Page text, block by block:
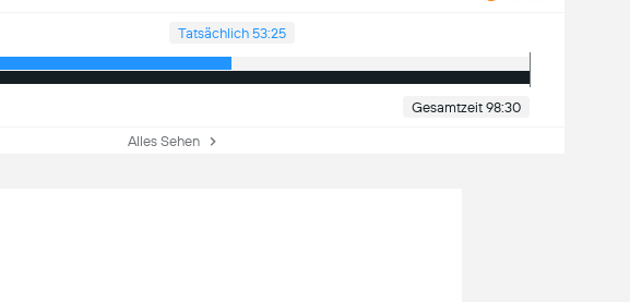
Tatsächlich 53:25
Gesamtzeit 98:30
Alles Sehen